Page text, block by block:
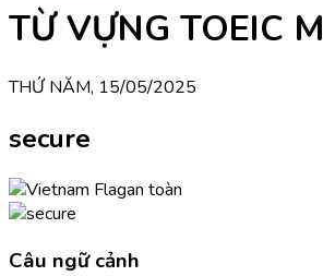
TỪ VỰNG TOEIC
THỨ NĂM, 15/05/2025
secure
an toàn
Câu ngữ cảnh